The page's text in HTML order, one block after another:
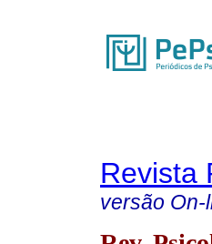
Revista
versão On-